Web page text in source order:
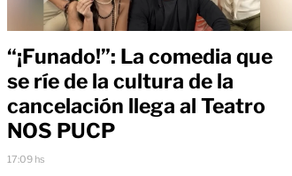
“¡Funado!”: La comedia que
se ríe de la cultura de la
cancelación llega al Teatro
NOS PUCP
17:09 hs